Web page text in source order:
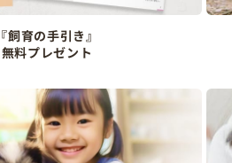
『飼育の手引き』
無料プレゼント